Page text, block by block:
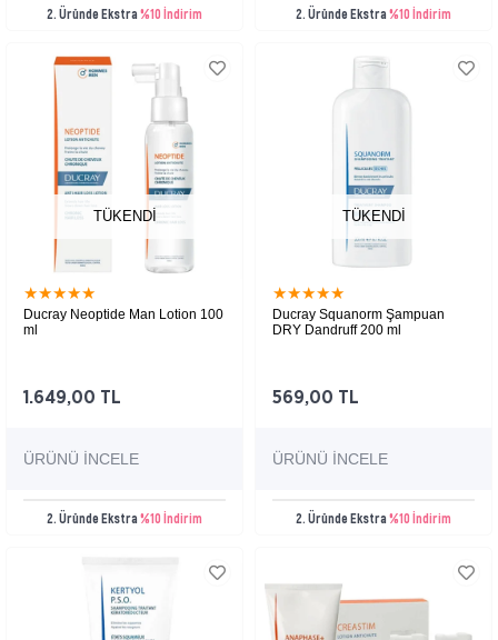
2. Üründe Ekstra%10 İndirim 2. Üründe Ekstra%10 İndirim
TÜKENDI
★★★★★
Ducray Neoptide Man Lotion 100
ml
1.649,00 TL
2. Üründe Ekstra%10 İndirim
ÜRÜNÜ İNCELE
TÜKENDI
★★★★★
Ducray Squanorm Şampuan
DRY Dandruff 200 ml
569,00 TL
2. Üründe Ekstra%10 İndirim
ÜRÜNÜ İNCELE